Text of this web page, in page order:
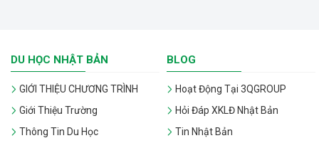
DU HỌC NHẬT BẢN
GIỚI THIỆU CHƯƠNG TRÌNH
Giới Thiệu Trường
Thông Tin Du Học
BLOG
Hoạt Động Tại 3QGROUP
Hỏi Đáp XKLĐ Nhật Bản
Tin Nhật Bản